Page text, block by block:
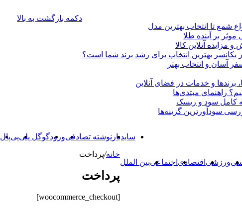
شمع تا انتخاب بهترین مدل
مزایده آنلاین کالا
یکانسر بهترین انتخاب برای رشد برند شما است؟
آسان و انتخاب بهتر
و خدمات در فضای آنلاین
راهنمای مبتدی‌ها
کامل سود و ریسک
پی‌پالگوگل پلیورودنوشته تصادفی سایدبار
ورزشی اقتصادی اجتماعیبین الملل
خانه/پرداخت
پرداخت
[woocommerce_checkout]
دکمه بازگشت به بالا